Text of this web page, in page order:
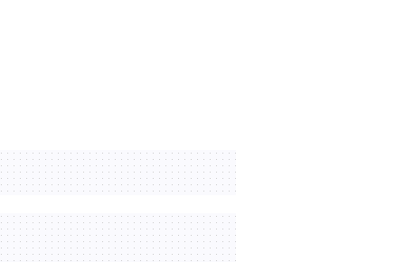
01:12
İnfo Yatırım: Ons altın için
2400 seviyesi önemli
30.04.2024 17:02
35:30
TCMB Başkanı Fatih
Karahan: Parasal sıkılığı
koruyacağız
08.02.2024 11:36